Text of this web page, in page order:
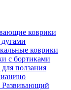
коврики
коврики
с бортиками
ползания
Развивающий